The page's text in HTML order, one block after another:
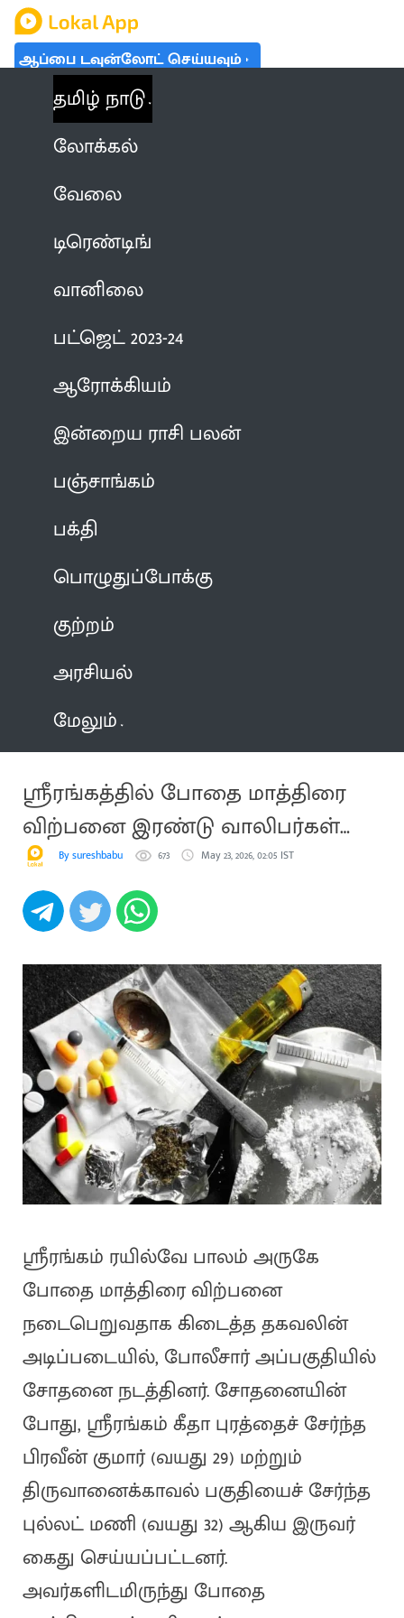
ஆப்பை டவுன்லோட் செய்யவும்
தமிழ் நாடு
லோக்கல்
வேலை
டிரெண்டிங்
வானிலை
பட்ஜெட் 2023-24
ஆரோக்கியம்
இன்றைய ராசி பலன்
பஞ்சாங்கம்
பக்தி
பொழுதுப்போக்கு
குற்றம்
அரசியல்
மேலும்
ஸ்ரீரங்கத்தில் போதை மாத்திரை
விற்பனை இரண்டு வாலிபர்கள்
கைதுBy sureshbabu 673 May 23, 2026, 02:05 IST
ஸ்ரீரங்கம் ரயில்வே பாலம் அருகே
போதை மாத்திரை விற்பனை
நடைபெறுவதாக கிடைத்த தகவலின்
அடிப்படையில், போலீசார் அப்பகுதியில்
சோதனை நடத்தினர். சோதனையின்
போது, ஸ்ரீரங்கம் கீதா புரத்தைச் சேர்ந்த
பிரவீன் குமார் (வயது 29) மற்றும்
திருவானைக்காவல் பகுதியைச் சேர்ந்த
புல்லட் மணி (வயது 32) ஆகிய இருவர்
கைது செய்யப்பட்டனர்.
அவர்களிடமிருந்து போதை